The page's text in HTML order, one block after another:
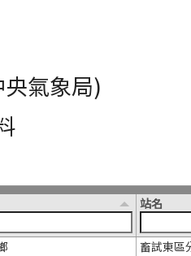
氣象局)
站名
畜試東區